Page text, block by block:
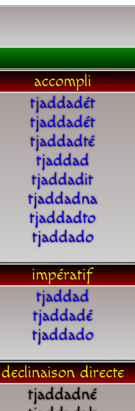
accompli
tjaddadét
tjaddadét
tjaddadté
tjaddad
tjaddadit
tjaddadna
tjaddadto
tjaddado
impératif
tjaddad
tjaddadé
tjaddado
declinaison directe
tjaddadné